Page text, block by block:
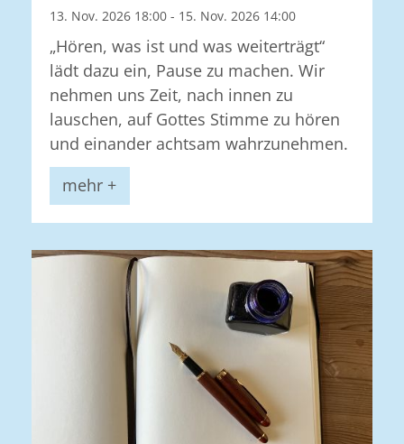
13. Nov. 2026 18:00 - 15. Nov. 2026 14:00
„Hören, was ist und was weiterträgt“
lädt dazu ein, Pause zu machen. Wir
nehmen uns Zeit, nach innen zu
lauschen, auf Gottes Stimme zu hören
und einander achtsam wahrzunehmen.
mehr +